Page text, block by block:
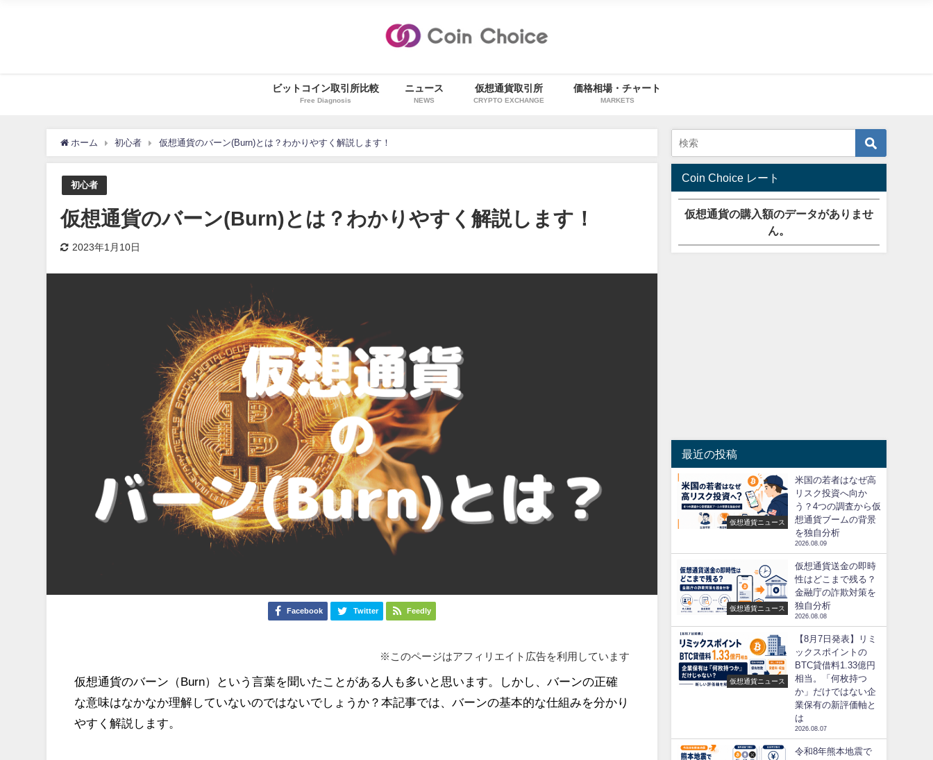
ビットコイン取引所比較
Free Diagnosis
ニュース
NEWS
仮想通貨取引所
CRYPTO EXCHANGE
価格相場・チャート
MARKETS
ホーム 初心者 仮想通貨のバーン(Burn)とは？わかりやすく解説します！
初心者
仮想通貨のバーン(Burn)とは？わかりやすく解説します！
2023年1月10日
Facebook Twitter Feedly
※このページはアフィリエイト広告を利用しています
仮想通貨のバーン（Burn）という言葉を聞いたことがある人も多いと思います。しかし、バーンの正確
な意味はなかなか理解していないのではないでしょうか？本記事では、バーンの基本的な仕組みを分かり
やすく解説します。
Coin Choice レート
仮想通貨の購入額のデータがありませ
ん。
最近の投稿
仮想通貨ニュース
米国の若者はなぜ高
リスク投資へ向か
う？4つの調査から仮
想通貨ブームの背景
を独自分析
2026.08.09
仮想通貨ニュース
仮想通貨送金の即時
性はどこまで残る？
金融庁の詐欺対策を
独自分析
2026.08.08
仮想通貨ニュース
【8月7日発表】リミ
ックスポイントの
BTC貸借料1.33億円
相当。「何枚持つ
か」だけではない企
業保有の新評価軸と
は
2026.08.07
令和8年熊本地震で